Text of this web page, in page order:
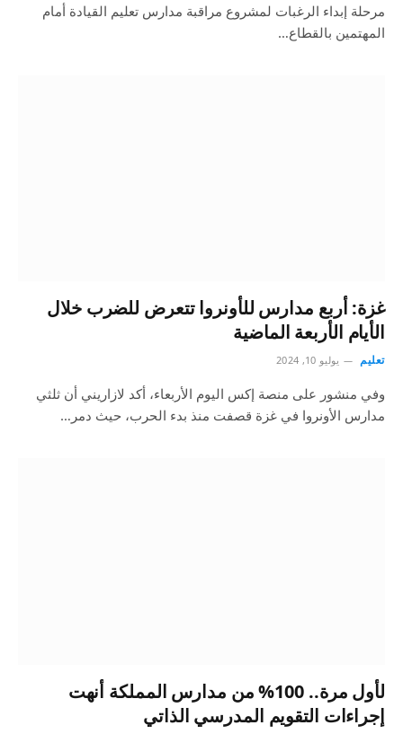
مرحلة إبداء الرغبات لمشروع مراقبة مدارس تعليم القيادة أمام
المهتمين بالقطاع…
غزة: أربع مدارس للأونروا تتعرض للضرب خلال
الأيام الأربعة الماضية
تعليم يوليو 10, 2024
وفي منشور على منصة إكس اليوم الأربعاء، أكد لازاريني أن ثلثي
مدارس الأونروا في غزة قصفت منذ بدء الحرب، حيث دمر…
لأول مرة.. 100% من مدارس المملكة أنهت
إجراءات التقويم المدرسي الذاتي